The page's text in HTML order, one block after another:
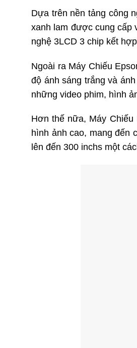
Dựa trên nền tảng công
xanh lam được cung cấp
nghệ 3LCD 3 chip kết
Ngoài ra Máy Chiếu
độ ánh sáng trắng và
những video phim, hình
Hơn thế nữa, Máy Chiếu
hình ảnh cao, mang đến
lên đến 300 inchs một